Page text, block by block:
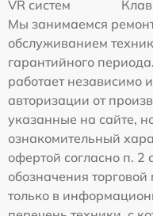
VR систем
Мы занимаемся
обслуживанием
гарантийного
работает независимо
авторизации от
указанные на сайте,
ознакомительный
офертой согласно п.
обозначения
только в